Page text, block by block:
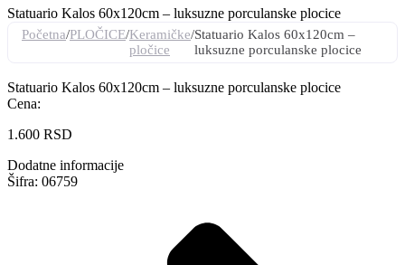
Statuario Kalos 60x120cm – luksuzne porculanske plocice
Početna/PLOČICE/Keramičke
pločice
/Statuario Kalos 60x120cm –
luksuzne porculanske plocice
Statuario Kalos 60x120cm – luksuzne porculanske plocice
Cena:
1.600 RSD
Dodatne informacije
Šifra: 06759